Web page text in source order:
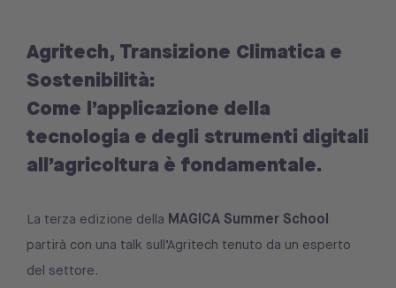
Agritech, Transizione Climatica e
Sostenibilità:
Come l’applicazione della
tecnologia e degli strumenti digitali
all’agricoltura è fondamentale.
La terza edizione della MAGICA Summer School
partirà con una talk sull’Agritech tenuto da un esperto
del settore.